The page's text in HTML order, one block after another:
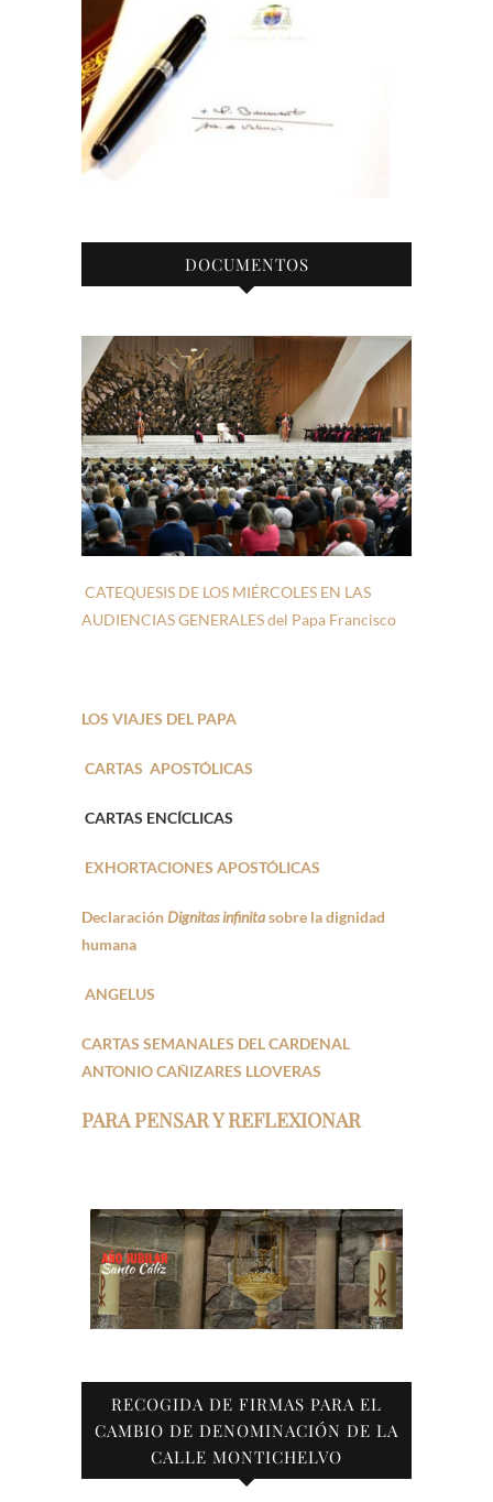
DOCUMENTOS
CATEQUESIS DE LOS MIÉRCOLES EN LAS
AUDIENCIAS GENERALES del Papa Francisco
LOS VIAJES DEL PAPA
CARTAS APOSTÓLICAS
CARTAS ENCÍCLICAS
EXHORTACIONES APOSTÓLICAS
DeclaraciónDignitas infinitasobre la dignidad
humana
ANGELUS
CARTAS SEMANALES DEL CARDENAL
ANTONIO CAÑIZARES LLOVERAS
PARA PENSAR Y REFLEXIONAR
RECOGIDA DE FIRMAS PARA EL
CAMBIO DE DENOMINACIÓN DE LA
CALLE MONTICHELVO